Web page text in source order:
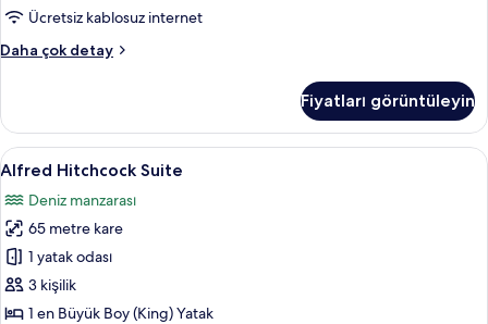
Ücretsiz kablosuz internet
Daha çok detay
Senior
fazla
detay
Fiyatları görüntüleyin
Alfred
Hitchcock
Suite
için
tüm
fotoğrafları
görün
Alfred Hitchcock Suite | Anti alerjik
6
Alfred Hitchcock Suite
Deniz manzarası
65 metre kare
1 yatak odası
3 kişilik
1 en Büyük Boy (King) Yatak